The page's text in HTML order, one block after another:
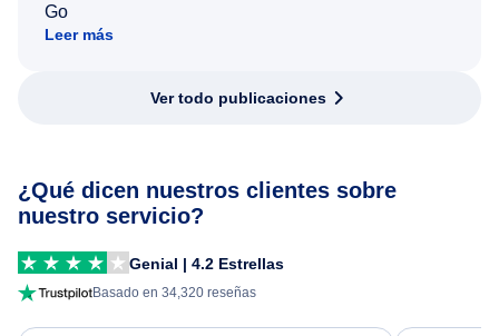
Go
Leer más
Ver todo publicaciones
¿Qué dicen nuestros clientes sobre
nuestro servicio?
Genial | 4.2 Estrellas
Basado en 34,320 reseñas